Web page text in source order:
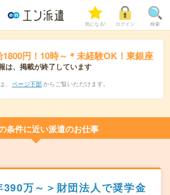
気になる! ログイン 検索
1800円！10時～＊未経験OK！東銀座
は、掲載が終了しています
ページ下部 からご覧いただけます。
条件に近い派遣のお仕事
390万～＞財団法人で奨学金